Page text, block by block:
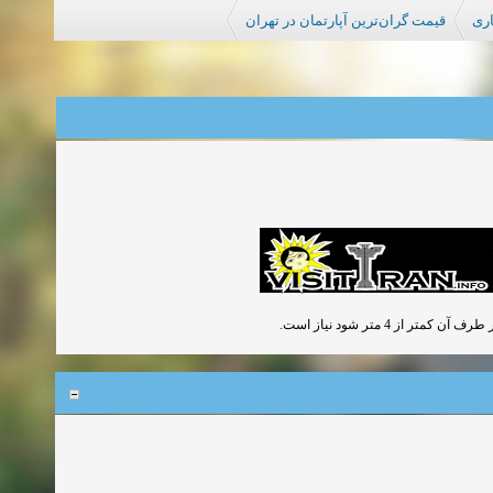
قیمت گران‌ترین آپارتمان در تهران